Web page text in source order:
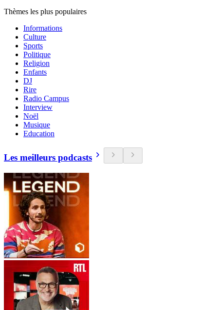
Thèmes les plus populaires
Informations
Culture
Sports
Politique
Religion
Enfants
DJ
Rire
Radio Campus
Interview
Noël
Musique
Education
Les meilleurs podcasts